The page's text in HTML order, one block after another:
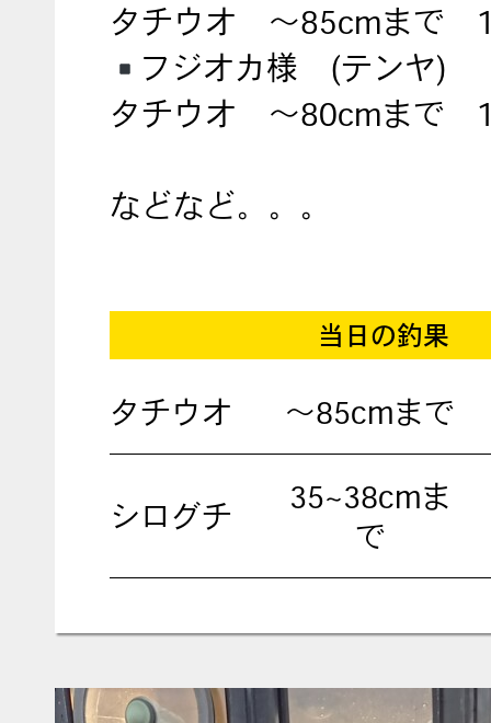
タチウオ ～85cmまで
フジオカ様 (テンヤ)
タチウオ ～80cmまで
などなど。。。
当日の釣果
タチウオ ～85cmまで
シログチ
35~38cmま
で